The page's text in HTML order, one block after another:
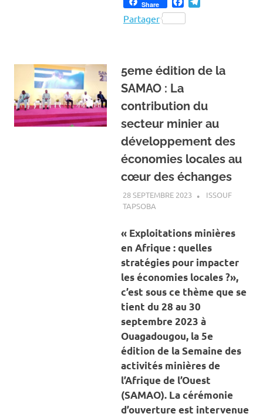
Share
Partager
5eme édition de la
SAMAO : La
contribution du
secteur minier au
développement des
économies locales au
cœur des échanges
28 SEPTEMBRE 2023
ISSOUF
TAPSOBA
« Exploitations minières
en Afrique : quelles
stratégies pour impacter
les économies locales ?»,
c’est sous ce thème que se
tient du 28 au 30
septembre 2023 à
Ouagadougou, la 5e
édition de la Semaine des
activités minières de
l’Afrique de l’Ouest
(SAMAO). La cérémonie
d’ouverture est intervenue